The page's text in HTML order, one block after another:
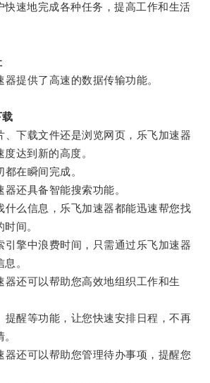
快速地完成各种任务，提高工作和生活
提供了高速的数据传输功能。
载
下载文件还是浏览网页，乐飞加速器
达到新的高度。
在瞬间完成。
还具备智能搜索功能。
么信息，乐飞加速器都能迅速帮您找
间。
擎中浪费时间，只需通过乐飞加速器
。
还可以帮助您高效地组织工作和生
醒等功能，让您快速安排日程，不再
还可以帮助您管理待办事项，提醒您